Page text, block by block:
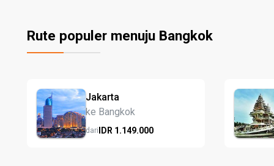
Rute populer menuju Bangkok
Jakarta
ke Bangkok
dariIDR 1.149.000